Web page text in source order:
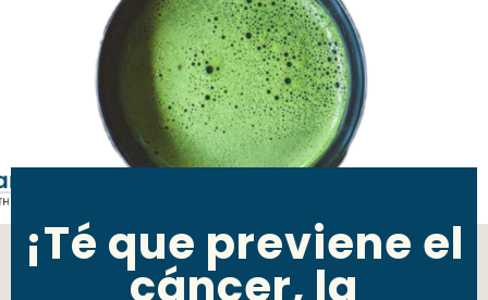
¡Té que previene el
cáncer, la